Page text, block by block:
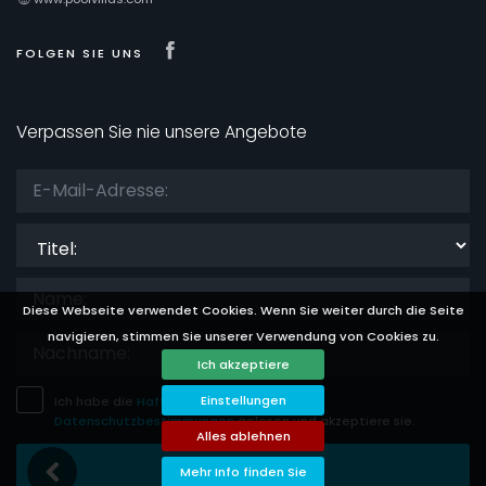
Diese Webseite verwendet Cookies. Wenn Sie weiter durch die Seite
navigieren, stimmen Sie unserer Verwendung von Cookies zu.
Ich akzeptiere
Einstellungen
Alles ablehnen
Mehr Info finden Sie
FOLGEN SIE UNS
Verpassen Sie nie unsere Angebote
Ich habe die Haftungsausschlussund
Datenschutzbestimmungengelesen und akzeptiere sie.
Eintragung Speichern